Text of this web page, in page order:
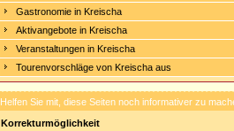
Gastronomie in Kreischa
Aktivangebote in Kreischa
Veranstaltungen in Kreischa
Tourenvorschläge von Kreischa aus
Helfen Sie mit, diese Seiten noch informativer zu
Korrekturmöglichkeit